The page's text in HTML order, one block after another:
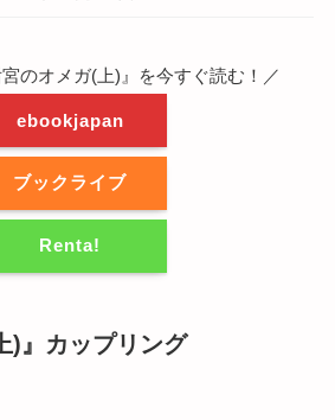
のオメガ(上)』を今すぐ読む！／
ebookjapan
ブックライブ
Renta!
)』カップリング